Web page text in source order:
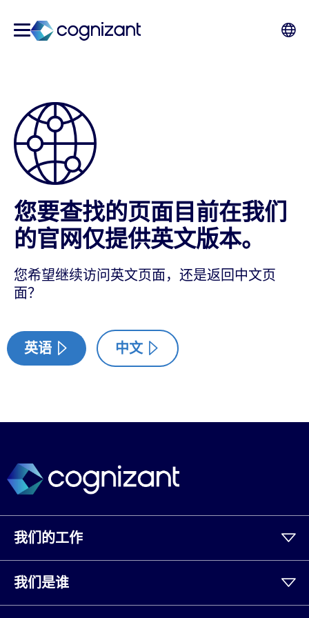
您要查找的页面目前在我们
的官网仅提供英文版本。
您希望继续访问英文页面，还是返回中文页
面？
英语 中文
我们的工作
我们是谁